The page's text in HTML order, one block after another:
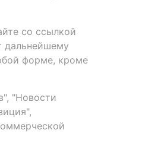
со ссылкой
дальнейшему
форме, кроме
"Новости